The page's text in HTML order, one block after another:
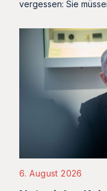
vergessen: Sie
6. August 2026